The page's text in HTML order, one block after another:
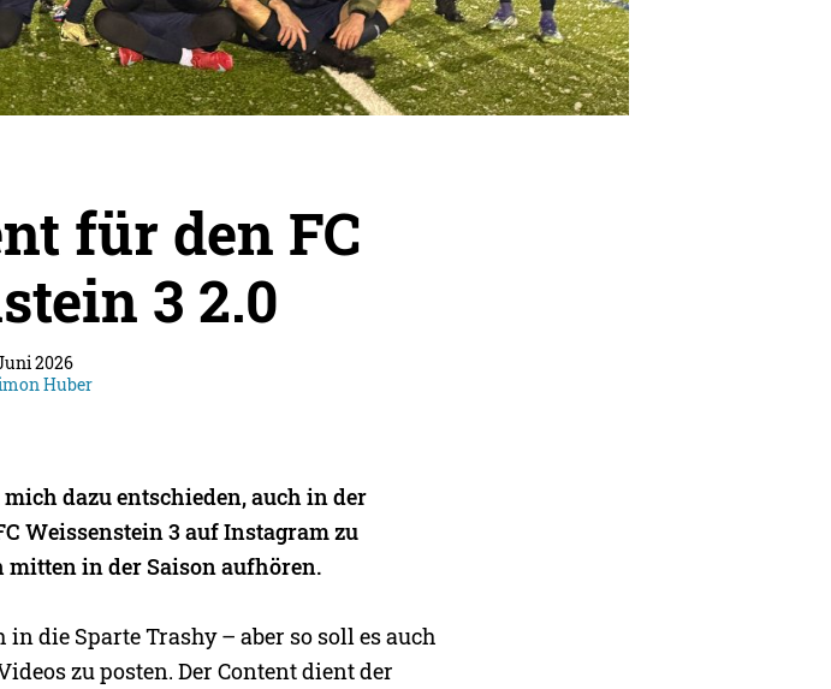
für den FC
3 2.0
2026
Huber
dazu entschieden, auch in der
Weissenstein 3 auf Instagram zu
in der Saison aufhören.
die Sparte Trashy – aber so soll es auch
zu posten. Der Content dient der